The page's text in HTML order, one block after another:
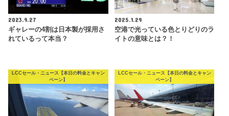
2023.9.27
ギャレーの4割は日本製が採用さ
れているって本当？
2025.1.29
空港で光っている色とりどりのラ
イトの意味とは？！
LCCセール・ニュース【本日の料金とキャン
ペーン】
LCCセール・ニュース【本日の料金とキャン
ペーン】